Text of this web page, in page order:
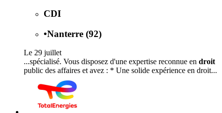
CDI
•Nanterre (92)
Le 29 juillet
...spécialisé. Vous disposez d'une expertise reconnue en droit
public des affaires et avez : * Une solide expérience en droit...